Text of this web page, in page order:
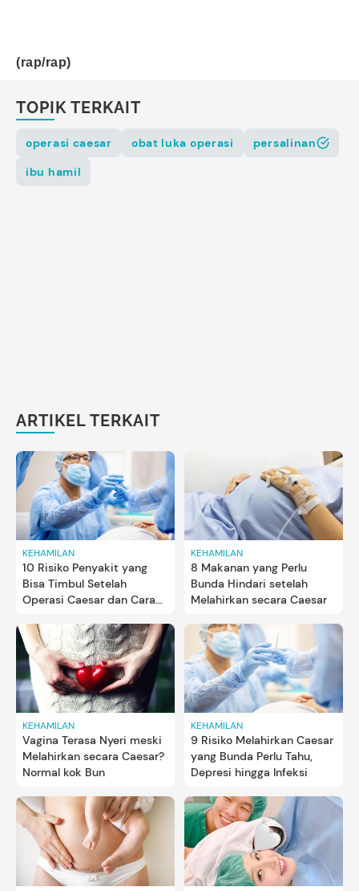
(rap/rap)
TOPIK TERKAIT
operasi caesar obat luka operasi
persalinan
ibu hamil
ARTIKEL TERKAIT
KEHAMILAN
10 Risiko Penyakit yang
Bisa Timbul Setelah
Operasi Caesar dan Cara
Bun!
KEHAMILAN
8 Makanan yang Perlu
Bunda Hindari setelah
Melahirkan secara Caesar
KEHAMILAN
Vagina Terasa Nyeri meski
Melahirkan secara Caesar?
Normal kok Bun
KEHAMILAN
9 Risiko Melahirkan Caesar
yang Bunda Perlu Tahu,
Depresi hingga Infeksi